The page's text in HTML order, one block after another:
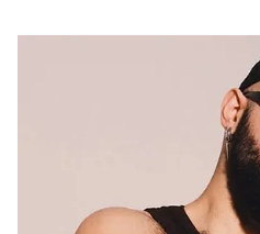
αντίστοιχα